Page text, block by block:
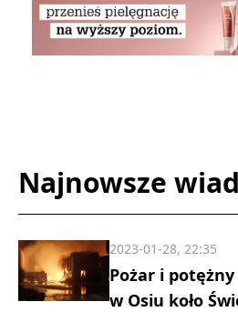
Najnowsze
Pożar i
w Osiu koło
2023-01-28, 22:35